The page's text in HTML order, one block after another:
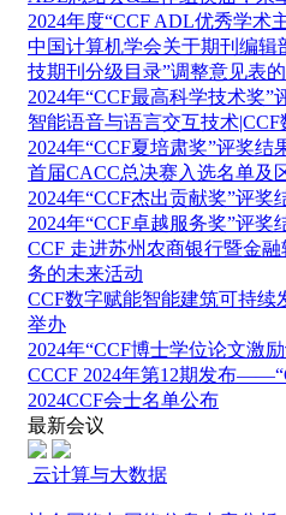
2024年度“CCF ADL优秀学术
中国计算机学会关于期刊编辑
技期刊分级目录”调整意见表
2024年“CCF最高科学技术奖”
智能语音与语言交互技术|CCF
2024年“CCF夏培肃奖”评奖结
首届CACC总决赛入选名单及
2024年“CCF杰出贡献奖”评奖
2024年“CCF卓越服务奖”评奖
CCF 走进苏州农商银行暨金
务的未来活动
CCF数字赋能智能建筑可持续
举办
2024年“CCF博士学位论文激
CCCF 2024年第12期发布
2024CCF会士名单公布
最新会议
云计算与大数据